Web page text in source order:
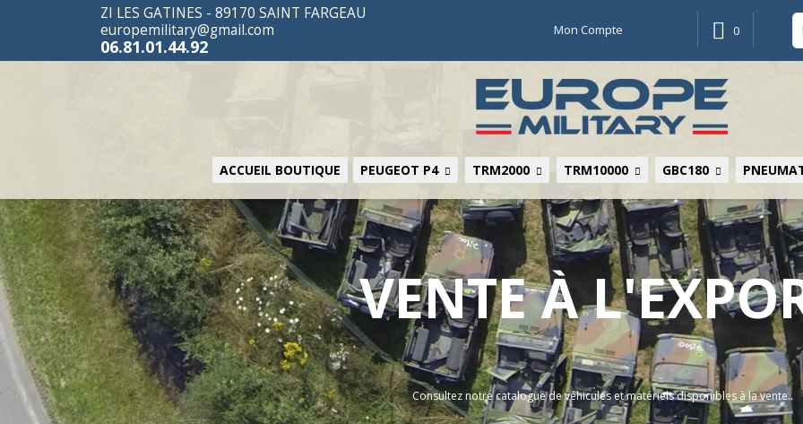
ZI LES GATINES - 89170 SAINT FARGEAU
europemilitary@gmail.com
06.81.01.44.92
Mon Compte 0
ACCUEIL BOUTIQUE PEUGEOT P4 TRM2000 TRM10000 GBC180
VENTE À
Consultez notre catalogue de véhicules et matériels disponibles à la vente..